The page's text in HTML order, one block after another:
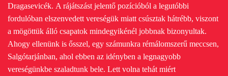
Dragasevicék. A rájátszást jelentő pozícióból a legutóbbi
fordulóban elszenvedett vereségük miatt csúsztak hátrébb, viszont
a mögöttük álló csapatok mindegyikénél jobbnak bizonyultak.
Ahogy ellenünk is ősszel, egy számunkra rémálomszerű meccsen,
Salgótarjánban, ahol ebben az idényben a legnagyobb
vereségünkbe szaladtunk bele. Lett volna tehát miért